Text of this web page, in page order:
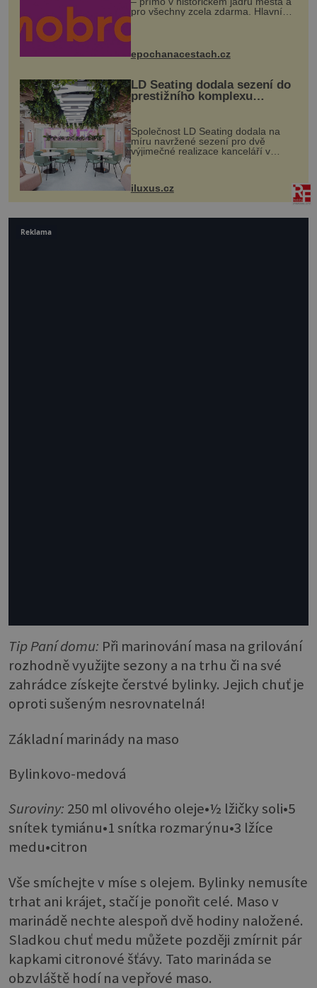
pro všechny zcela zdarma. Hlavní
program se odehraje na Karlově a
mohou těšit na víno, burčák, pes...
epochanacestach.cz
LD Seating dodala sezení do
prestižního komplexu
MediaCityUK v Salfordu
Společnost LD Seating dodala na
míru navržené sezení pro dvě
výjimečné realizace kanceláří v
areálu MediaCityUK v anglickém
budov Media...
iluxus.cz
Tip Paní domu: Při marinování masa na grilování
rozhodně využijte sezony a na trhu či na své
zahrádce získejte čerstvé bylinky. Jejich chuť je
oproti sušeným nesrovnatelná!
Základní marinády na maso
Bylinkovo-medová
Suroviny: 250 ml olivového oleje•½ lžičky soli•5
snítek tymiánu•1 snítka rozmarýnu•3 lžíce
medu•citron
Vše smíchejte v míse s olejem. Bylinky nemusíte
trhat ani krájet, stačí je ponořit celé. Maso v
marinádě nechte alespoň dvě hodiny naložené.
Sladkou chuť medu můžete později zmírnit pár
kapkami citronové šťávy. Tato marináda se
obzvláště hodí na vepřové maso.
Reklama